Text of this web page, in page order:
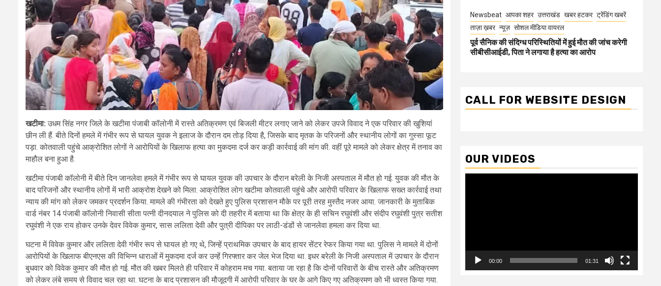
खटीमा: उधम सिंह नगर जिले के खटीमा पंजाबी कॉलोनी में रास्ते अतिक्रमण एवं बिजली मीटर लगाए जाने को लेकर उपजे विवाद ने एक परिवार की खुशियां
छीन ली हैं. बीते दिनों हमले में गंभीर रूप से घायल युवक ने इलाज के दौरान दम तोड़ दिया है, जिसके बाद मृतक के परिजनों और स्थानीय लोगों का गुस्सा फूट
पड़ा. कोतवाली पहुंचे आक्रोशित लोगों ने आरोपियों के खिलाफ हत्या का मुकदमा दर्ज कर कड़ी कार्रवाई की मांग की. वहीं पूरे मामले को लेकर क्षेत्र में तनाव का
माहौल बना हुआ है.
खटीमा पंजाबी कॉलोनी में बीते दिन जानलेवा हमले में गंभीर रूप से घायल युवक की उपचार के दौरान बरेली के निजी अस्पताल में मौत हो गई. युवक की मौत के
बाद परिजनों और स्थानीय लोगों में भारी आक्रोश देखने को मिला. आक्रोशित लोग खटीमा कोतवाली पहुंचे और आरोपी परिवार के खिलाफ सख्त कार्रवाई तथा
न्याय की मांग को लेकर जमकर प्रदर्शन किया. मामले की गंभीरता को देखते हुए पुलिस प्रशासन मौके पर पूरी तरह मुस्तैद नजर आया. जानकारी के मुताबिक
वार्ड नंबर 14 पंजाबी कॉलोनी निवासी सीता पत्नी दीनदयाल ने पुलिस को दी तहरीर में बताया था कि क्षेत्र के ही सचिन रघुवंशी और संदीप रघुवंशी पुत्र सतीश
रघुवंशी ने एक राय होकर उनके देवर विवेक कुमार, सास ललिता देवी और पुत्री दीपिका पर लाठी-डंडों से जानलेवा हमला कर दिया था.
घटना में विवेक कुमार और ललिता देवी गंभीर रूप से घायल हो गए थे, जिन्हें प्राथमिक उपचार के बाद हायर सेंटर रेफर किया गया था. पुलिस ने मामले में दोनों
आरोपियों के खिलाफ बीएनएस की विभिन्न धाराओं में मुकदमा दर्ज कर उन्हें गिरफ्तार कर जेल भेज दिया था. इधर बरेली के निजी अस्पताल में उपचार के दौरान
बुधवार को विवेक कुमार की मौत हो गई. मौत की खबर मिलते ही परिवार में कोहराम मच गया. बताया जा रहा है कि दोनों परिवारों के बीच रास्ते और अतिक्रमण
को लेकर लंबे समय से विवाद चल रहा था. घटना के बाद प्रशासन की मौजूदगी में आरोपी परिवार के घर के आगे किए गए अतिक्रमण को भी ध्वस्त किया गया.
Newsbeat आपका शहर उत्तराखंड खबर हटकर ट्रेंडिंग खबरें
ताज़ा ख़बर न्यूज़ सोशल मीडिया वायरल
पूर्व सैनिक की संदिग्ध परिस्थितियों में हुई मौत की जांच करेगी
सीबीसीआईडी, पिता ने लगाया है हत्या का आरोप
CALL FOR WEBSITE DESIGN
OUR VIDEOS
00:00 01:31